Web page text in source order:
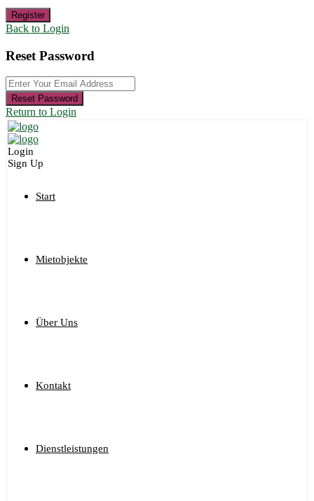
Register
Back to Login
Reset Password
Reset Password
Return to Login
Login
Sign Up
Start
Mietobjekte
Über Uns
Kontakt
Dienstleistungen